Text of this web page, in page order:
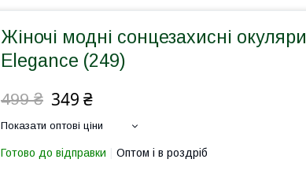
Жіночі модні сонцезахисні окуляри
Elegance (249)
499 ₴ 349 ₴
Показати оптові ціни
Готово до відправки Оптом і в роздріб